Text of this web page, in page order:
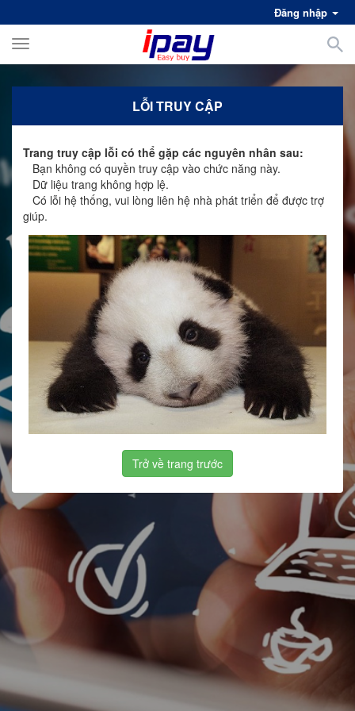
Đăng nhập
Toggle
LỖI TRUY CẬP
Trang truy cập lỗi có thể gặp các nguyên nhân sau:
Bạn không có quyền truy cập vào chức năng này.
Dữ liệu trang không hợp lệ.
Có lỗi hệ thống, vui lòng liên hệ nhà phát triển để được trợ
giúp.
Trở về trang trước